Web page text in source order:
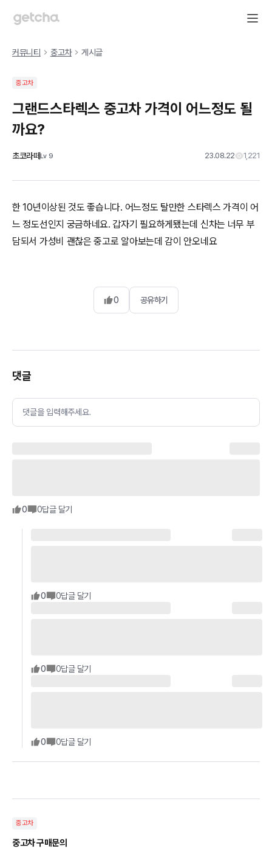
커뮤니티 중고차 게시글
중고차
그랜드스타렉스 중고차 가격이 어느정도 될
까요?
초코라떼 Lv 9 23.08.22 1,221
한 10년이상된 것도 좋습니다. 어느정도 탈만한 스타렉스 가격이 어
느 정도선인지 궁금하네요. 갑자기 필요하게됐는데 신차는 너무 부
담되서 가성비 괜찮은 중고로 알아보는데 감이 안오네요
0 공유하기
댓글
댓글을 입력해주세요.
0 0답글 달기
0 0답글 달기
0 0답글 달기
0 0답글 달기
중고차
중고차 구매문의